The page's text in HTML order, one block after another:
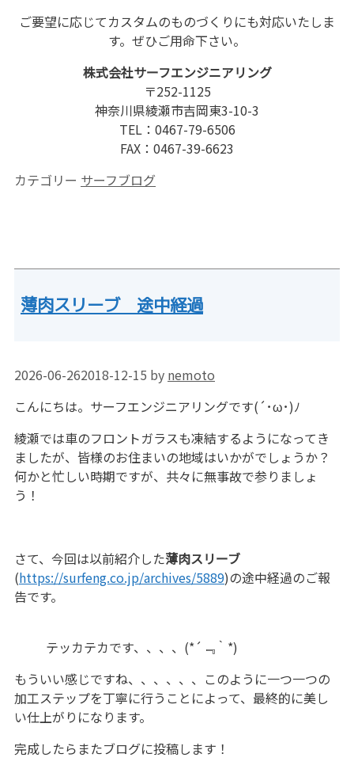
ご要望に応じてカスタムのものづくりにも対応いたしま
す。ぜひご用命下さい。
株式会社サーフエンジニアリング
〒252-1125
神奈川県綾瀬市吉岡東3-10-3
TEL：0467-79-6506
FAX：0467-39-6623
カテゴリー サーフブログ
薄肉スリーブ 途中経過
2026-06-262018-12-15 by nemoto
こんにちは。サーフエンジニアリングです(´･ω･)ﾉ
綾瀬では車のフロントガラスも凍結するようになってき
ましたが、皆様のお住まいの地域はいかがでしょうか？
何かと忙しい時期ですが、共々に無事故で参りましょ
う！
さて、今回は以前紹介した薄肉スリーブ
(https://surfeng.co.jp/archives/5889)の途中経過のご報
告です。
テッカテカです、、、、(*´﹃｀*)
もういい感じですね、、、、、、このように一つ一つの
加工ステップを丁寧に行うことによって、最終的に美し
い仕上がりになります。
完成したらまたブログに投稿します！